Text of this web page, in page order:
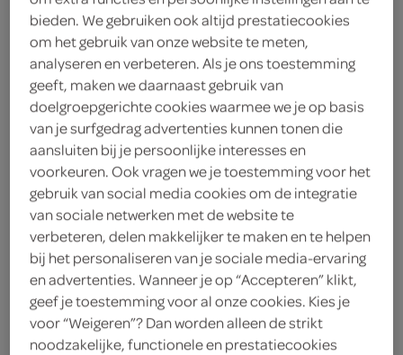
Melkan yoghurt vol
Melkan
1.
89
1 Liter
Let op: aanbiedingen zijn niet zichtbaar bij de
producten, maar worden wél automatisch
bieden. We gebruiken ook altijd prestatiecookies
om het gebruik van onze website te meten,
analyseren en verbeteren. Als je ons toestemming
geeft, maken we daarnaast gebruik van
doelgroepgerichte cookies waarmee we je op basis
van je surfgedrag advertenties kunnen tonen die
aansluiten bij je persoonlijke interesses en
voorkeuren. Ook vragen we je toestemming voor het
gebruik van social media cookies om de integratie
van sociale netwerken met de website te
verbeteren, delen makkelijker te maken en te helpen
bij het personaliseren van je sociale media-ervaring
en advertenties. Wanneer je op “Accepteren” klikt,
geef je toestemming voor al onze cookies. Kies je
voor “Weigeren”? Dan worden alleen de strikt
noodzakelijke, functionele en prestatiecookies